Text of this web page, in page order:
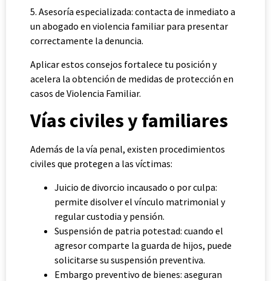
5. Asesoría especializada: contacta de inmediato a
un abogado en violencia familiar para presentar
correctamente la denuncia.
Aplicar estos consejos fortalece tu posición y
acelera la obtención de medidas de protección en
casos de Violencia Familiar.
Vías civiles y familiares
Además de la vía penal, existen procedimientos
civiles que protegen a las víctimas:
Juicio de divorcio incausado o por culpa:
permite disolver el vínculo matrimonial y
regular custodia y pensión.
Suspensión de patria potestad: cuando el
agresor comparte la guarda de hijos, puede
solicitarse su suspensión preventiva.
Embargo preventivo de bienes: aseguran